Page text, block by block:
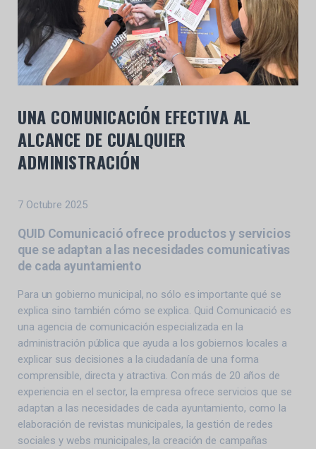
UNA COMUNICACIÓN EFECTIVA AL
ALCANCE DE CUALQUIER
ADMINISTRACIÓN
7 Octubre 2025
QUID Comunicació ofrece productos y servicios
que se adaptan a las necesidades comunicativas
de cada ayuntamiento
Para un gobierno municipal, no sólo es importante qué se
explica sino también cómo se explica. Quid Comunicació es
una agencia de comunicación especializada en la
administración pública que ayuda a los gobiernos locales a
explicar sus decisiones a la ciudadanía de una forma
comprensible, directa y atractiva. Con más de 20 años de
experiencia en el sector, la empresa ofrece servicios que se
adaptan a las necesidades de cada ayuntamiento, como la
elaboración de revistas municipales, la gestión de redes
sociales y webs municipales, la creación de campañas